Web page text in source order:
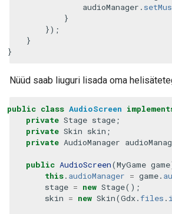
audioManager .
}
});
}
}
Nüüd saab liuguri lisada oma
public class AudioScreen
private Stage stage ;
private Skin skin ;
private AudioManager
public AudioScreen(MyGame game
this. audioManager = game.
stage = new Stage();
skin = new Skin(Gdx.files .